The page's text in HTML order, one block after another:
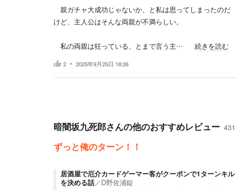
親ガチャ大成功じゃないか、と私は思ってしまったのだ
けど、主人公はそんな両親が不満らしい。
私の両親は狂っている、とまで言う主… 続きを読む
2 2025年9月25日 18:26
暗闇坂九死郎さんの他のおすすめレビュー 431
ずっと俺のターン！！
居酒屋で厄介カードゲーマー客がクーポンで1ターンキル
を決める話／D野佐浦錠